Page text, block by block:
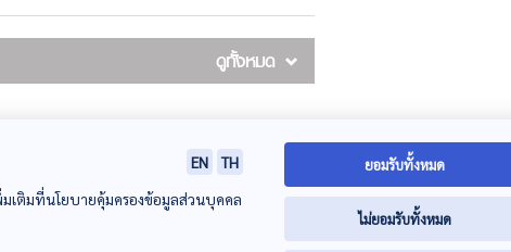
ดูทั้งหมด
รกิจหลัก การสรรหา ติดต่อกรรมการนโยบาย รับเรื่องร้อง
EN
TH
มเติมที่นโยบายคุ้มครองข้อมูลส่วนบุคคล
ยอมรับทั้งหมด
ไม่ยอมรับทั้งหมด